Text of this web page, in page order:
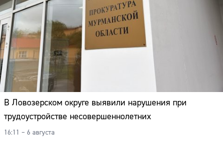
В Ловозерском округе выявили нарушения при
трудоустройстве несовершеннолетних
16:11 – 6 августа